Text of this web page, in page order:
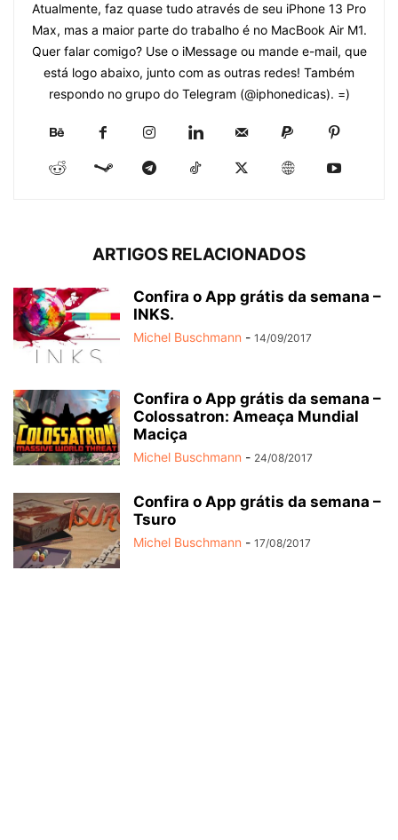
Atualmente, faz quase tudo através de seu iPhone 13 Pro
Max, mas a maior parte do trabalho é no MacBook Air M1.
Quer falar comigo? Use o iMessage ou mande e-mail, que
está logo abaixo, junto com as outras redes! Também
respondo no grupo do Telegram (@iphonedicas). =)
ARTIGOS RELACIONADOS
Confira o App grátis da semana –
INKS.
Michel Buschmann - 14/09/2017
Confira o App grátis da semana –
Colossatron: Ameaça Mundial
Maciça
Michel Buschmann - 24/08/2017
Confira o App grátis da semana –
Tsuro
Michel Buschmann - 17/08/2017